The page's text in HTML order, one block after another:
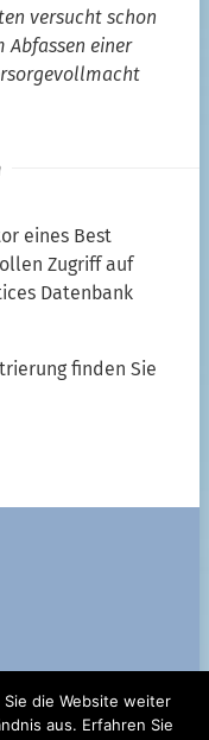
versucht schon
Abfassen einer
eines Best
Zugriff auf
Datenbank
finden Sie
nach oben
die Website weiter
aus. Erfahren Sie